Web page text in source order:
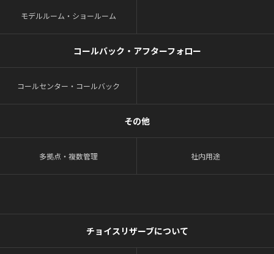
モデルルーム・ショールーム
コールバック・アフターフォロー
コールセンター・コールバック
その他
多拠点・複数管理 社内用途
チョイスリザーブについて